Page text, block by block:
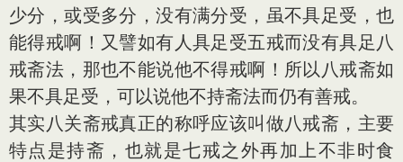
少分，或受多分，没有满分受，虽不具足受，也
能得戒啊！又譬如有人具足受五戒而没有具足八
戒斋法，那也不能说他不得戒啊！所以八戒斋如
果不具足受，可以说他不持斋法而仍有善戒。
其实八关斋戒真正的称呼应该叫做八戒斋，主要
特点是持斋，也就是七戒之外再加上不非时食